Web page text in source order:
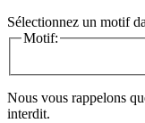
Sélectionnez un motif
Motif:
Nous vous rappelons
interdit.